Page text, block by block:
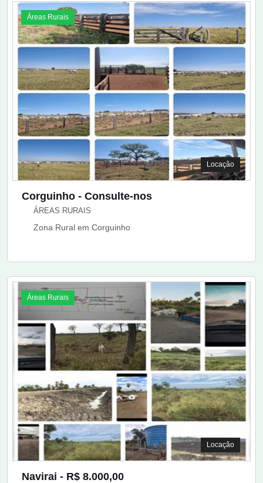
Áreas Rurais
Locação
Corguinho - Consulte-nos
ÁREAS RURAIS
Zona Rural em Corguinho
Áreas Rurais
Locação
Navirai - R$ 8.000,00